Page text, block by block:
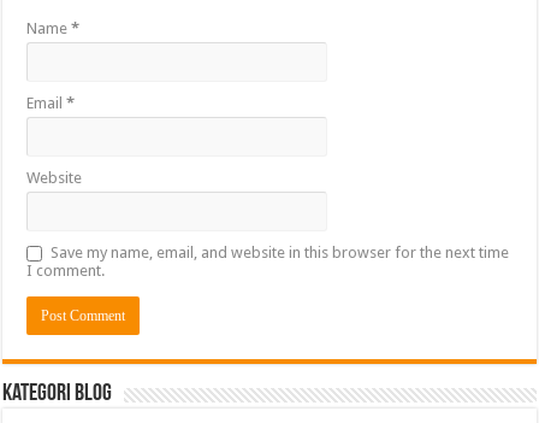
Name*
Email*
Website
Save my name, email, and website in this browser for the next time
I comment.
Kategori Blog